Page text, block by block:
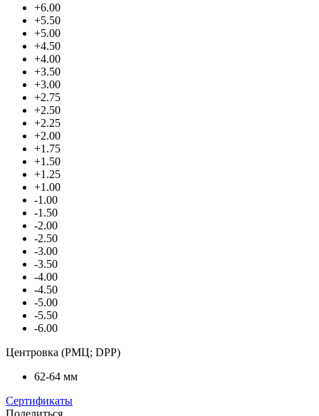
+6.00
+5.50
+5.00
+4.50
+4.00
+3.50
+3.00
+2.75
+2.50
+2.25
+2.00
+1.75
+1.50
+1.25
+1.00
-1.00
-1.50
-2.00
-2.50
-3.00
-3.50
-4.00
-4.50
-5.00
-5.50
-6.00
Центровка (РМЦ; DPP)
62-64 мм
Сертификаты
Поделиться